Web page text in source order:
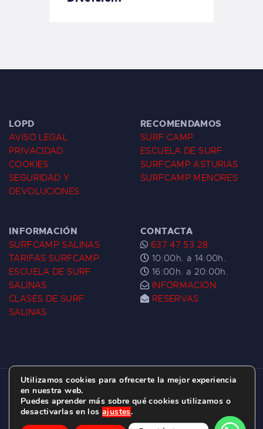
LOPD
AVISO LEGAL
PRIVACIDAD
COOKIES
SEGURIDAD Y
DEVOLUCIONES
RECOMENDAMOS
SURF CAMP
ESCUELA DE SURF
SURFCAMP ASTURIAS
SURFCAMP MENORES
INFORMACIÓN
SURFCAMP SALINAS
TARIFAS SURFCAMP
ESCUELA DE SURF
SALINAS
CLASES DE SURF
SALINAS
CONTACTA
637 47 53 28
10:00h. a 14:00h.
16:00h. a 20:00h.
INFORMACIÓN
RESERVAS
ESCUELA DE SURF LAS DUNAS ©
2026.
C/ BERNARDO ÁLVAREZ GALAN 1, SALINAS
(ASTURIAS)
Utilizamos cookies para ofrecerte la mejor experiencia
en nuestra web.
Puedes aprender más sobre qué cookies utilizamos o
desactivarlas en los ajustes.